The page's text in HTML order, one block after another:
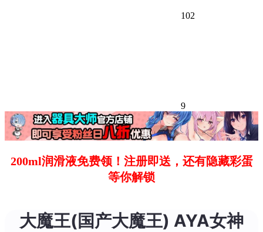
102
9
200ml润滑液免费领！注册即送，还有隐藏彩蛋
等你解锁
大魔王(国产大魔王) AYA女神